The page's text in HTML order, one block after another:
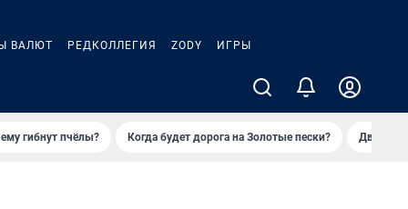
ВАЛЮТ РЕДКОЛЛЕГИЯ ZODY ИГРЫ
гибнут пчёлы? Когда будет дорога на Золотые пески? Двое